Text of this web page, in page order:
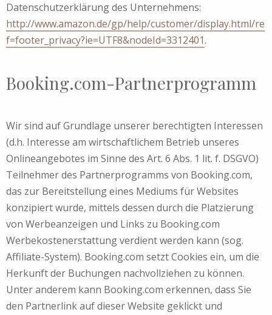
Datenschutzerklärung des Unternehmens:
http://www.amazon.de/gp/help/customer/display.html/re
f=footer_privacy?ie=UTF8&nodeId=3312401.
Booking.com-Partnerprogramm
Wir sind auf Grundlage unserer berechtigten Interessen
(d.h. Interesse am wirtschaftlichem Betrieb unseres
Onlineangebotes im Sinne des Art. 6 Abs. 1 lit. f. DSGVO)
Teilnehmer des Partnerprogramms von Booking.com,
das zur Bereitstellung eines Mediums für Websites
konzipiert wurde, mittels dessen durch die Platzierung
von Werbeanzeigen und Links zu Booking.com
Werbekostenerstattung verdient werden kann (sog.
Affiliate-System). Booking.com setzt Cookies ein, um die
Herkunft der Buchungen nachvollziehen zu können.
Unter anderem kann Booking.com erkennen, dass Sie
den Partnerlink auf dieser Website geklickt und